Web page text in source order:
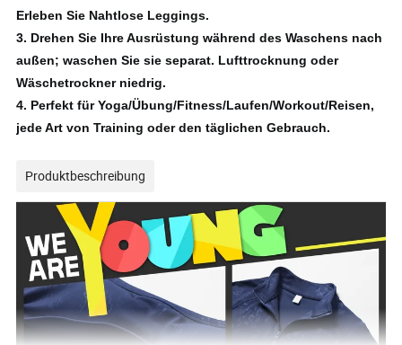
Erleben Sie Nahtlose Leggings.
3. Drehen Sie Ihre Ausrüstung während des Waschens nach
außen; waschen Sie sie separat. Lufttrocknung oder
Wäschetrockner niedrig.
4. Perfekt für Yoga/Übung/Fitness/Laufen/Workout/Reisen,
jede Art von Training oder den täglichen Gebrauch.
Produktbeschreibung